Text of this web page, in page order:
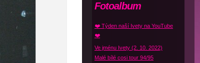
Fotoalbum
❤️ Týden naší Ivety na YouTube
❤️
Ve jménu Ivety (2. 10. 2022)
Malé bílé cosi tour 94/95